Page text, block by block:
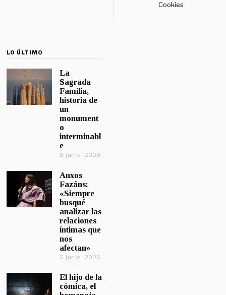
Cookies
LO ÚLTIMO
La
Sagrada
Familia,
historia de
un
monument
o
interminabl
e
8 junio, 2026
Anxos
Fazáns:
«Siempre
busqué
analizar las
relaciones
íntimas que
nos
afectan»
5 junio, 2026
El hijo de la
cómica, el